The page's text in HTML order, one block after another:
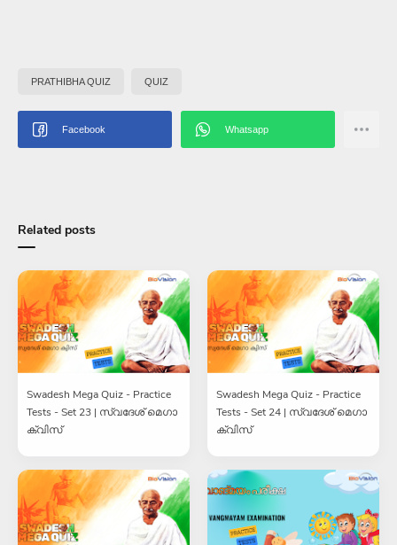
PRATHIBHA QUIZ QUIZ
Related posts
Swadesh Mega Quiz - Practice
Tests - Set 23 | സ്വദേശ് മെഗാ
ക്വിസ്
Swadesh Mega Quiz - Practice
Tests - Set 24 | സ്വദേശ് മെഗാ
ക്വിസ്